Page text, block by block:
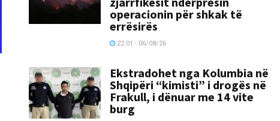
operacionin për shkak të
errësirës
22:01 - 06/08/26
Ekstradohet nga Kolumbia në
Shqipëri “kimisti” i drogës në
Frakull, i dënuar me 14 vite
burg